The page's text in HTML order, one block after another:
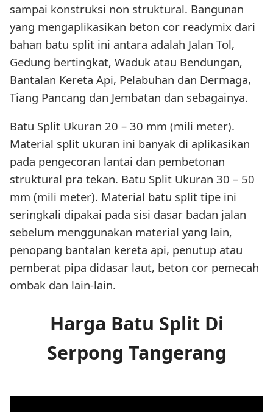
sampai konstruksi non struktural. Bangunan
yang mengaplikasikan beton cor readymix dari
bahan batu split ini antara adalah Jalan Tol,
Gedung bertingkat, Waduk atau Bendungan,
Bantalan Kereta Api, Pelabuhan dan Dermaga,
Tiang Pancang dan Jembatan dan sebagainya.
Batu Split Ukuran 20 – 30 mm (mili meter).
Material split ukuran ini banyak di aplikasikan
pada pengecoran lantai dan pembetonan
struktural pra tekan. Batu Split Ukuran 30 – 50
mm (mili meter). Material batu split tipe ini
seringkali dipakai pada sisi dasar badan jalan
sebelum menggunakan material yang lain,
penopang bantalan kereta api, penutup atau
pemberat pipa didasar laut, beton cor pemecah
ombak dan lain-lain.
Harga Batu Split Di
Serpong Tangerang